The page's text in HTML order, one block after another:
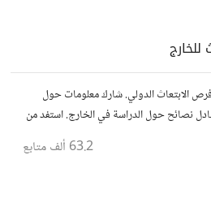
للخارج
الابتعاث الدولي. شارك معلومات حول
نصائح حول الدراسة في الخارج. استفد من
63.2 ألف متابع